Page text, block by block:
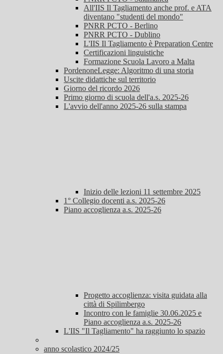
All'IIS Il Tagliamento anche prof. e ATA
diventano "studenti del mondo"
PNRR PCTO - Berlino
PNRR PCTO - Dublino
L'IIS Il Tagliamento è Preparation Centre
Certificazioni linguistiche
Formazione Scuola Lavoro a Malta
PordenoneLegge: Algoritmo di una storia
Uscite didattiche sul territorio
Giorno del ricordo 2026
Primo giorno di scuola dell'a.s. 2025-26
L'avvio dell'anno 2025-26 sulla stampa
Inizio delle lezioni 11 settembre 2025
1° Collegio docenti a.s. 2025-26
Piano accoglienza a.s. 2025-26
Progetto accoglienza: visita guidata alla
città di Spilimbergo
Incontro con le famiglie 30.06.2025 e
Piano accoglienza a.s. 2025-26
L'IIS "Il Tagliamento" ha raggiunto lo spazio
anno scolastico 2024/25